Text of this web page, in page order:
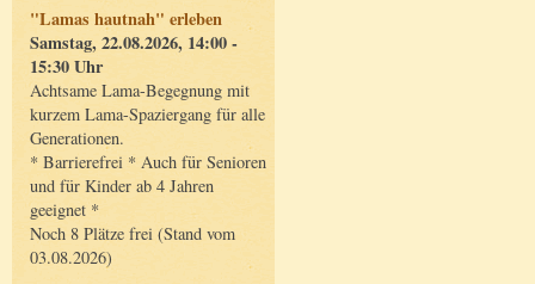
"Lamas hautnah" erleben
Samstag, 22.08.2026, 14:00 -
15:30 Uhr
Achtsame Lama-Begegnung mit
kurzem Lama-Spaziergang für alle
Generationen.
* Barrierefrei * Auch für Senioren
und für Kinder ab 4 Jahren
geeignet *
Noch 8 Plätze frei (Stand vom
03.08.2026)